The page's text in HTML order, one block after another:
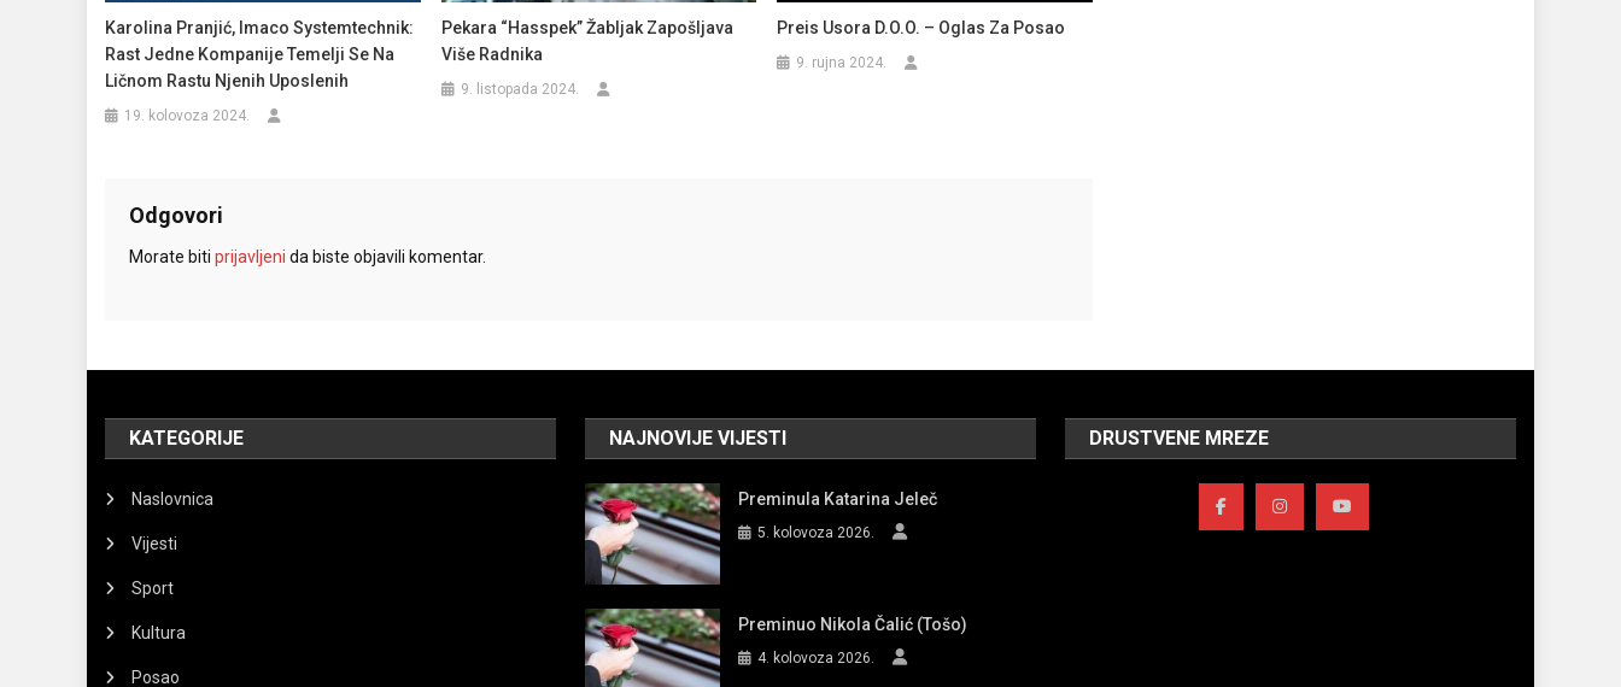
Karolina Pranjić, Imaco Systemtechnik:
Rast Jedne Kompanije Temelji Se Na
Ličnom Rastu Njenih Uposlenih
19. kolovoza 2024.
Pekara “Hasspek” Žabljak Zapošljava
Više Radnika
9. listopada 2024.
Preis Usora D.o.o. – Oglas Za Posao
9. rujna 2024.
Odgovori
Morate biti prijavljeni da biste objavili komentar.
KATEGORIJE
Naslovnica
Vijesti
Sport
Kultura
Posao
NAJNOVIJE VIJESTI
Preminula Katarina Jeleč
5. kolovoza 2026.
Preminuo Nikola Čalić (Tošo)
4. kolovoza 2026.
DRUSTVENE MREZE